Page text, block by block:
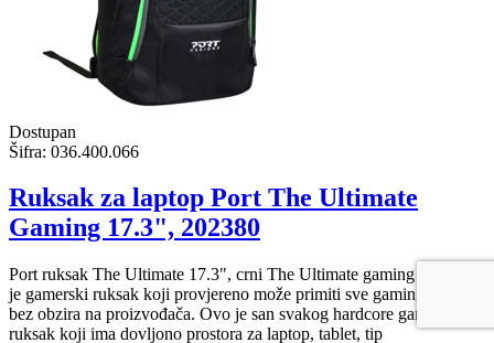
Dostupan
Šifra: 036.400.066
Ruksak za laptop Port The Ultimate
Gaming 17.3", 202380
Port ruksak The Ultimate 17.3", crni The Ultimate gaming backpak
je gamerski ruksak koji provjereno može primiti sve gaming laptope
bez obzira na proizvođača. Ovo je san svakog hardcore gamera,
ruksak koji ima dovljono prostora za laptop, tablet, tip